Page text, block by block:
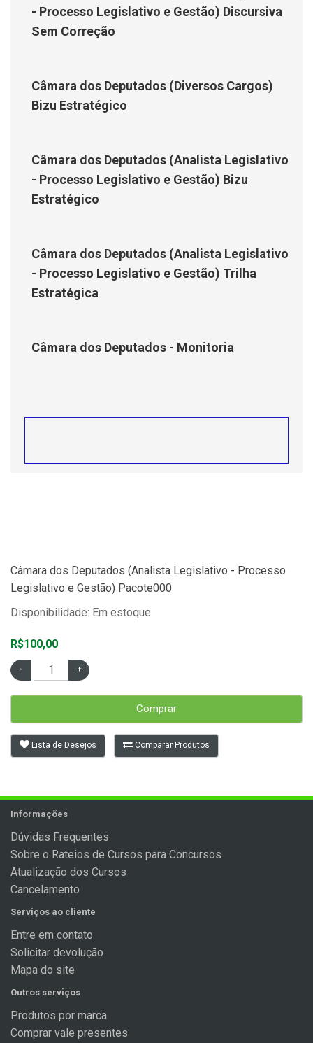
- Processo Legislativo e Gestão) Discursiva
Sem Correção
Câmara dos Deputados (Diversos Cargos)
Bizu Estratégico
Câmara dos Deputados (Analista Legislativo
- Processo Legislativo e Gestão) Bizu
Estratégico
Câmara dos Deputados (Analista Legislativo
- Processo Legislativo e Gestão) Trilha
Estratégica
Câmara dos Deputados - Monitoria
Câmara dos Deputados (Analista Legislativo - Processo
Legislativo e Gestão) Pacote000
Disponibilidade: Em estoque
R$100,00
Comprar
Lista de Desejos Comparar Produtos
Informações
Dúvidas Frequentes
Sobre o Rateios de Cursos para Concursos
Atualização dos Cursos
Cancelamento
Serviços ao cliente
Entre em contato
Solicitar devolução
Mapa do site
Outros serviços
Produtos por marca
Comprar vale presentes